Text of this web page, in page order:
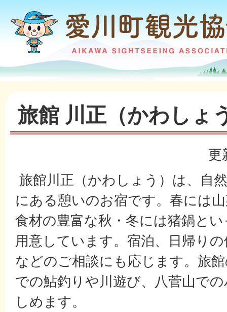
旅館 川正（かわしょ
更
旅館川正（かわしょう）は、自
にある憩いのお宿です。春には
食材の豊富な秋・冬には猪鍋と
用意しています。宿泊、日帰り
などのご相談にも応じます。旅
での鮎釣りや川遊び、八菅山で
しめます。